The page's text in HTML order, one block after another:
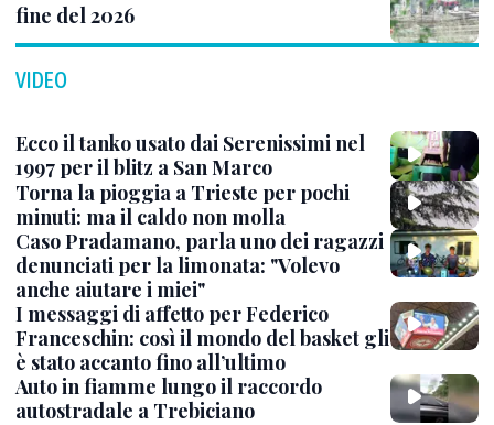
fine del 2026
VIDEO
Ecco il tanko usato dai Serenissimi nel
1997 per il blitz a San Marco
Torna la pioggia a Trieste per pochi
minuti: ma il caldo non molla
Caso Pradamano, parla uno dei ragazzi
denunciati per la limonata: "Volevo
anche aiutare i miei"
I messaggi di affetto per Federico
Franceschin: così il mondo del basket gli
è stato accanto fino all’ultimo
Auto in fiamme lungo il raccordo
autostradale a Trebiciano